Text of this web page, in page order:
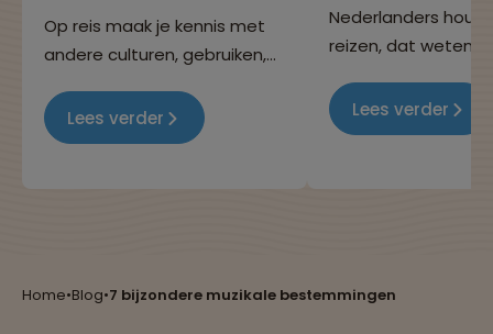
Home•Blog•7 bijzondere muzikale bestemmingen
Op reis maak je kennis met
andere culturen, gebruiken,
geheel onbelangrijk: de
nationale cocktails! In dit
Lees verder
Nederlanders
reizen, dat weten
overal op de
Maar heb jij je ooit
Lees verder